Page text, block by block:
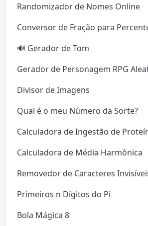
Randomizador de Nomes Online
Conversor de Fração para
🔊 Gerador de Tom
Gerador de Personagem RPG
Divisor de Imagens
Qual é o meu Número da Sorte?
Calculadora de Ingestão de
Calculadora de Média Harmônica
Removedor de Caracteres
Primeiros n Dígitos do Pi
Bola Mágica 8